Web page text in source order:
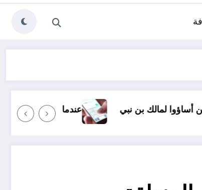
عندما ترسل رسالة نصية إلى شخص ما وأنت